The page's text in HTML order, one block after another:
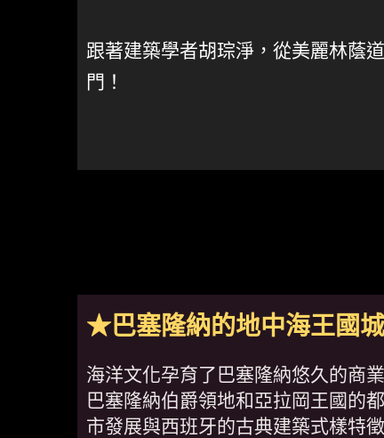
跟著建築學者胡琮淨，從美麗林蔭
門！
★巴塞隆納的地中海王國
海洋文化孕育了巴塞隆納悠久的商
巴塞隆納伯爵領地和亞拉岡王國的
市發展與西班牙的古典建築式樣特